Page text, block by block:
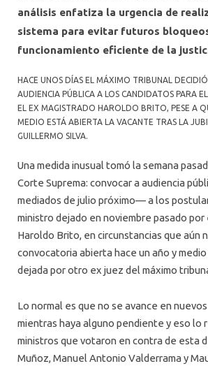
análisis enfatiza la urgencia de
sistema para evitar futuros
funcionamiento eficiente de la
HACE UNOS DÍAS EL MÁXIMO TRIBUNAL
AUDIENCIA PÚBLICA A LOS CANDIDATOS PARA
EL EX MAGISTRADO HAROLDO BRITO, PESE A
MEDIO ESTÁ ABIERTA LA VACANTE TRAS LA
GUILLERMO SILVA.
Una medida inusual tomó la semana
Corte Suprema: convocar a audiencia
mediados de julio próximo— a los
ministro dejado en noviembre pasado
Haroldo Brito, en circunstancias que aún
convocatoria abierta hace un año y
dejada por otro ex juez del máximo
Lo normal es que no se avance en
mientras haya alguno pendiente y eso lo
ministros que votaron en contra de esta
Muñoz, Manuel Antonio Valderrama y